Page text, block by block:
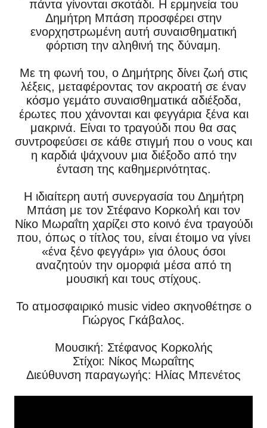
πάντα γίνονται σκοτάδι. Η ερμηνεία του
Δημήτρη Μπάση προσφέρει στην
ενορχηστρωμένη αυτή συναισθηματική
φόρτιση την αληθινή της δύναμη.
Με τη φωνή του, ο Δημήτρης δίνει ζωή στις
λέξεις, μεταφέροντας τον ακροατή σε έναν
κόσμο γεμάτο συναισθηματικά αδιέξοδα,
έρωτες που χάνονται και φεγγάρια ξένα και
μακρινά. Είναι το τραγούδι που θα σας
συντροφεύσει σε κάθε στιγμή που ο νους και
η καρδιά ψάχνουν μια διέξοδο από την
ένταση της καθημερινότητας.
Η ιδιαίτερη αυτή συνεργασία του Δημήτρη
Μπάση με τον Στέφανο Κορκολή και τον
Νίκο Μωραΐτη χαρίζει στο κοινό ένα τραγούδι
που, όπως ο τίτλος του, είναι έτοιμο να γίνει
«ένα ξένο φεγγάρι» για όλους όσοι
αναζητούν την ομορφιά μέσα από τη
μουσική και τους στίχους.
To ατμοσφαιρικό music video σκηνοθέτησε ο
Γιώργος Γκάβαλος.
Μουσική: Στέφανος Κορκολής
Στίχοι: Νίκος Μωραΐτης
Διεύθυνση παραγωγής: Ηλίας Μπενέτος